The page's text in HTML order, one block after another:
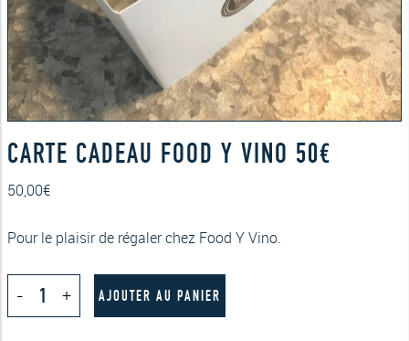
CARTE CADEAU FOOD Y VINO 50€
50,00€
Pour le plaisir de régaler chez Food Y Vino.
-
quantité
de + AJOUTER AU PANIER